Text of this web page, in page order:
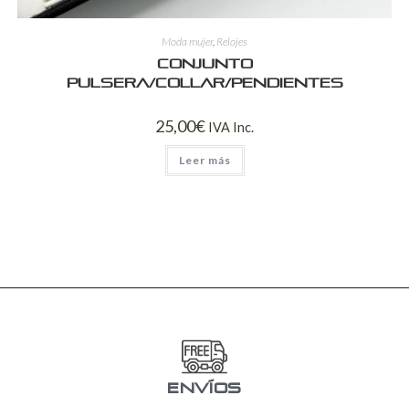
Moda mujer, Relojes
Conjunto
pulsera/collar/pendientes
25,00€ IVA Inc.
Leer más
ENVÍOS